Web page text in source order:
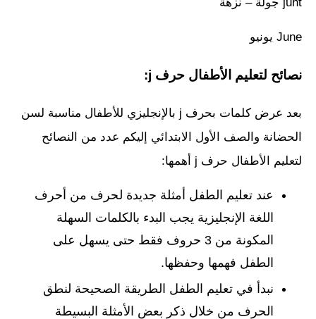
June يونيو
نصائح لتعليم الأطفال حرف j:
بعد عرض كلمات بحرف j بالإنجليزي للأطفال مناسبة لسن
الحضانة والصف الأول الابتدائي إليكم عدد من النصائح
لتعليم الأطفال حرف j أهمها:
عند تعليم الطفل أمثلة جديدة لحرف من أحرف
اللغة الإنجليزية يجب البدء بالكلمات السهلة
المكونة من 3 حروف فقط حتى يسهل على
الطفل فهمها وحفظها.
نبدأ في تعليم الطفل الطريقة الصحيحة لنطق
الحرف من خلال ذكر بعض الأمثلة البسيطة